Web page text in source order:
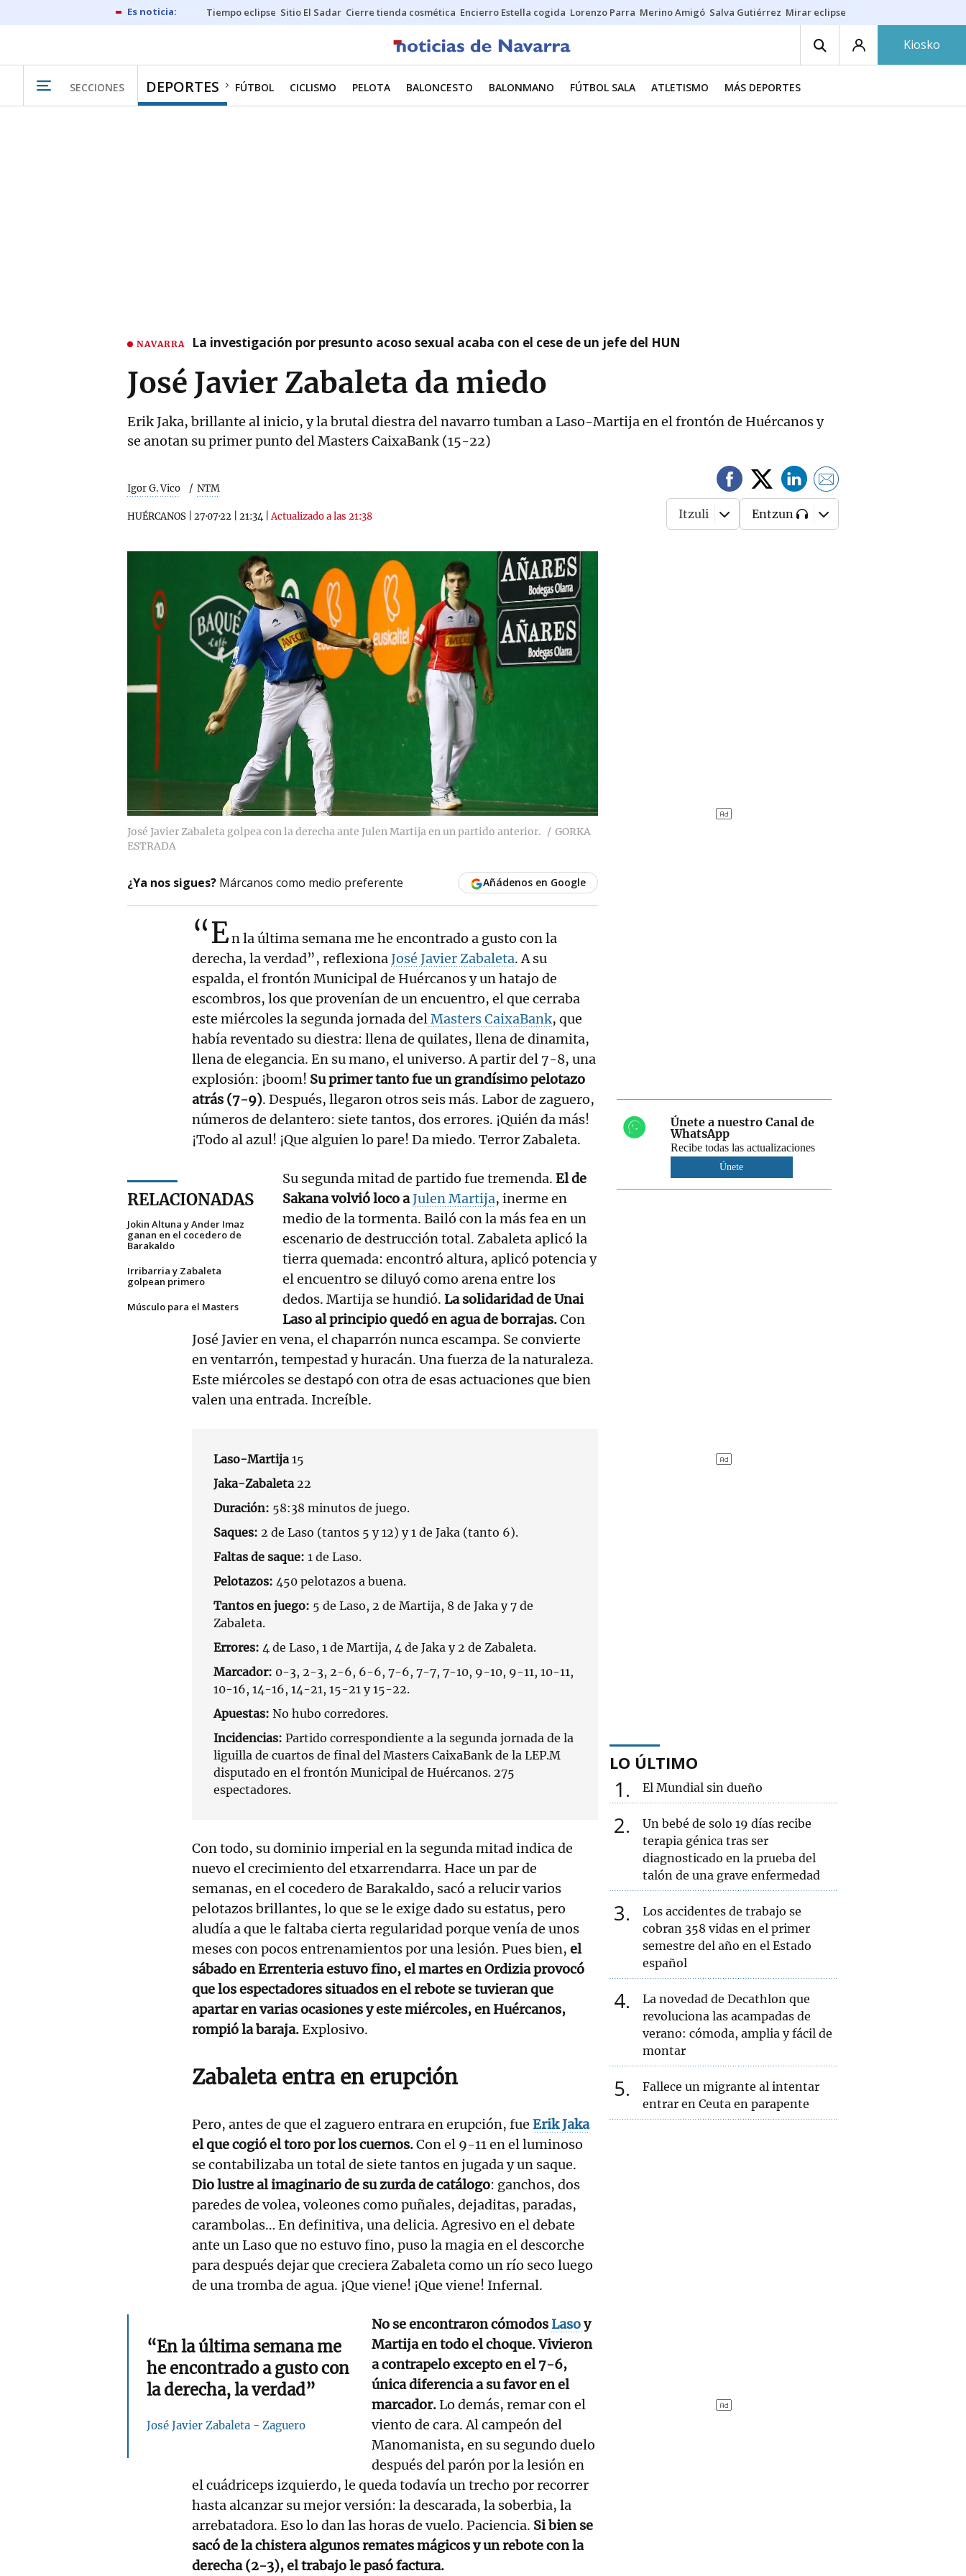
Tiempo eclipse Sitio El Sadar Cierre tienda cosmética Encierro Estella cogida Lorenzo Parra Merino Amigó Salva Gutiérrez Mirar eclipse
Kiosko
SECCIONES DEPORTES FÚTBOL CICLISMO PELOTA BALONCESTO BALONMANO FÚTBOL SALA ATLETISMO MÁS DEPORTES
NAVARRA La investigación por presunto acoso sexual acaba con el cese de un jefe del HUN
José Javier Zabaleta da miedo
Erik Jaka, brillante al inicio, y la brutal diestra del navarro tumban a Laso-Martija en el frontón de Huércanos y
se anotan su primer punto del Masters CaixaBank (15-22)
Igor G. Vico NTM
HUÉRCANOS 27·07·22 21:34 |Actualizado a las 21:38 Itzuli Entzun
José Javier Zabaleta golpea con la derecha ante Julen Martija en un partido anterior.
GORKA
ESTRADA
¿Ya nos sigues? Márcanos como medio preferente Añádenos en Google
“En la última semana me he encontrado a gusto con la
derecha, la verdad”, reflexionaJosé Javier Zabaleta. A su
espalda, el frontón Municipal de Huércanos y un hatajo de
escombros, los que provenían de un encuentro, el que cerraba
este miércoles la segunda jornada delMasters CaixaBank, que
había reventado su diestra: llena de quilates, llena de dinamita,
llena de elegancia. En su mano, el universo. A partir del 7-8, una
explosión: ¡boom! Su primer tanto fue un grandísimo pelotazo
atrás (7-9). Después, llegaron otros seis más. Labor de zaguero,
números de delantero: siete tantos, dos errores. ¡Quién da más!
¡Todo al azul! ¡Que alguien lo pare! Da miedo. Terror Zabaleta.
RELACIONADAS
Jokin Altuna y Ander Imaz
ganan en el cocedero de
Barakaldo
Irribarria y Zabaleta
golpean primero
Músculo para el Masters
Su segunda mitad de partido fue tremenda.El de
Sakana volvió loco aJulen Martija, inerme en
medio de la tormenta. Bailó con la más fea en un
escenario de destrucción total. Zabaleta aplicó la
tierra quemada: encontró altura, aplicó potencia y
el encuentro se diluyó como arena entre los
dedos. Martija se hundió.La solidaridad de Unai
Laso al principio quedó en agua de borrajas.Con
José Javier en vena, el chaparrón nunca escampa. Se convierte
en ventarrón, tempestad y huracán. Una fuerza de la naturaleza.
Este miércoles se destapó con otra de esas actuaciones que bien
valen una entrada. Increíble.
Laso-Martija15
Jaka-Zabaleta22
Duración: 58:38 minutos de juego.
Saques: 2 de Laso (tantos 5 y 12) y 1 de Jaka (tanto 6).
Faltas de saque: 1 de Laso.
Pelotazos: 450 pelotazos a buena.
Tantos en juego: 5 de Laso, 2 de Martija, 8 de Jaka y 7 de
Zabaleta.
Errores: 4 de Laso, 1 de Martija, 4 de Jaka y 2 de Zabaleta.
Marcador: 0-3, 2-3, 2-6, 6-6, 7-6, 7-7, 7-10, 9-10, 9-11, 10-11,
10-16, 14-16, 14-21, 15-21 y 15-22.
Apuestas: No hubo corredores.
Incidencias: Partido correspondiente a la segunda jornada de la
liguilla de cuartos de final del Masters CaixaBank de la LEP.M
disputado en el frontón Municipal de Huércanos. 275
espectadores.
Con todo, su dominio imperial en la segunda mitad indica de
nuevo el crecimiento del etxarrendarra. Hace un par de
semanas, en el cocedero de Barakaldo, sacó a relucir varios
pelotazos brillantes, lo que se le exige dado su estatus, pero
aludía a que le faltaba cierta regularidad porque venía de unos
meses con pocos entrenamientos por una lesión. Pues bien, el
sábado en Errenteria estuvo fino, el martes en Ordizia provocó
que los espectadores situados en el rebote se tuvieran que
apartar en varias ocasiones y este miércoles, en Huércanos,
rompió la baraja.Explosivo.
Zabaleta entra en erupción
Pero, antes de que el zaguero entrara en erupción, fue Erik Jaka
el que cogió el toro por los cuernos.Con el 9-11 en el luminoso
se contabilizaba un total de siete tantos en jugada y un saque.
Dio lustre al imaginario de su zurda de catálogo: ganchos, dos
paredes de volea, voleones como puñales, dejaditas, paradas,
carambolas… En definitiva, una delicia. Agresivo en el debate
ante un Laso que no estuvo fino, puso la magia en el descorche
para después dejar que creciera Zabaleta como un río seco luego
de una tromba de agua. ¡Que viene! ¡Que viene! Infernal.
“En la última semana me
he encontrado a gusto con
la derecha, la verdad”
José Javier Zabaleta - Zaguero
No se encontraron cómodosLasoy
Martija en todo el choque. Vivieron
a contrapelo excepto en el 7-6,
única diferencia a su favor en el
marcador.Lo demás, remar con el
viento de cara. Al campeón del
Manomanista, en su segundo duelo
después del parón por la lesión en
el cuádriceps izquierdo, le queda todavía un trecho por recorrer
hasta alcanzar su mejor versión: la descarada, la soberbia, la
arrebatadora. Eso lo dan las horas de vuelo. Paciencia. Si bien se
sacó de la chistera algunos remates mágicos y un rebote con la
derecha (2-3), el trabajo le pasó factura.
Únete a nuestro Canal de
WhatsApp
Recibe todas las actualizaciones
Únete
LO ÚLTIMO
1 El Mundial sin dueño
2
Un bebé de solo 19 días recibe
terapia génica tras ser
diagnosticado en la prueba del
talón de una grave enfermedad
3
Los accidentes de trabajo se
cobran 358 vidas en el primer
semestre del año en el Estado
español
4
La novedad de Decathlon que
revoluciona las acampadas de
verano: cómoda, amplia y fácil de
montar
5
Fallece un migrante al intentar
entrar en Ceuta en parapente